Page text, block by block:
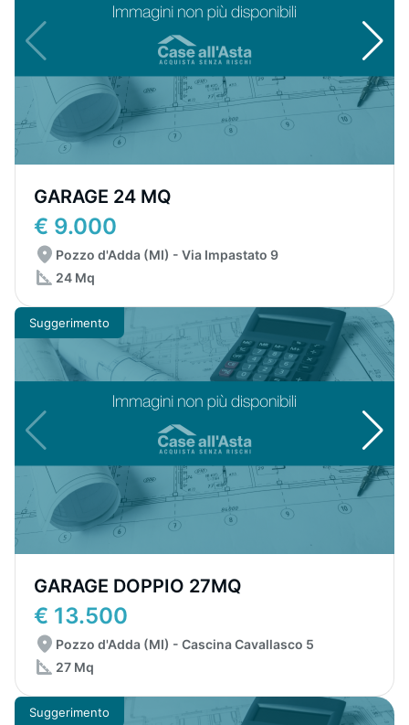
GARAGE 24 MQ
€ 9.000
Pozzo d'Adda (MI) - Via Impastato 9
24 Mq
Suggerimento
GARAGE DOPPIO 27MQ
€ 13.500
Pozzo d'Adda (MI) - Cascina Cavallasco 5
27 Mq
Suggerimento